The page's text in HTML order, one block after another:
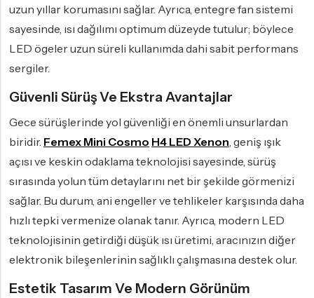
uzun yıllar korumasını sağlar. Ayrıca, entegre fan sistemi
sayesinde, ısı dağılımı optimum düzeyde tutulur; böylece
LED ögeler uzun süreli kullanımda dahi sabit performans
sergiler.
Güvenli Sürüş Ve Ekstra Avantajlar
Gece sürüşlerinde yol güvenliği en önemli unsurlardan
biridir. Femex Mini Cosmo H4 LED Xenon, geniş ışık
açısı ve keskin odaklama teknolojisi sayesinde, sürüş
sırasında yolun tüm detaylarını net bir şekilde görmenizi
sağlar. Bu durum, ani engeller ve tehlikeler karşısında daha
hızlı tepki vermenize olanak tanır. Ayrıca, modern LED
teknolojisinin getirdiği düşük ısı üretimi, aracınızın diğer
elektronik bileşenlerinin sağlıklı çalışmasına destek olur.
Estetik Tasarım Ve Modern Görünüm